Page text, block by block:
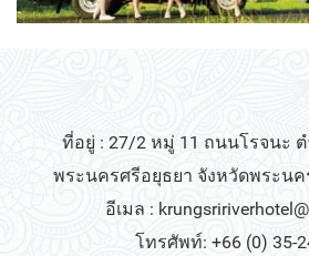
ที่อยู่ : 27/2 หมู่ 11 ถนนโรจนะ
พระนครศรีอยุธยา จังหวัดพระนค
อีเมล :
โทรศัพท์: +66 (0) 35-